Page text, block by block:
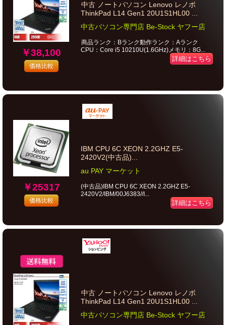
￥38,100
価格比較
中古 ノートパソコン Lenovo レノボ
ThinkPad L14 Gen1 20U1S1HL00 ...
中古パソコン専門店 Be-Stock ヤフー店
商品ランク：Bランク動作ランク：Aランク
CPU：Core i5 10210U(1.6GHz)メモリ：8G...
詳細はこちら
￥25317
価格比較
IBM CPU 6C XEON 2.2GHZ E5-
2420V2(中古品)...
au PAY マーケット
(中古品)IBM CPU 6C XEON 2.2GHZ E5-
2420V2/IBM/00J6383//I...
詳細はこちら
中古 ノートパソコン Lenovo レノボ
ThinkPad L14 Gen1 20U1S1HL00 ...
中古パソコン専門店 Be-Stock ヤフー店